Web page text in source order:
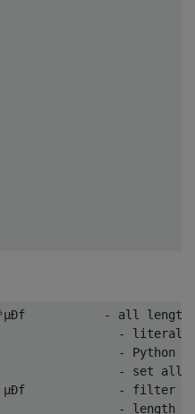
- all length
- literal
- Python
- set all
- filter
- length